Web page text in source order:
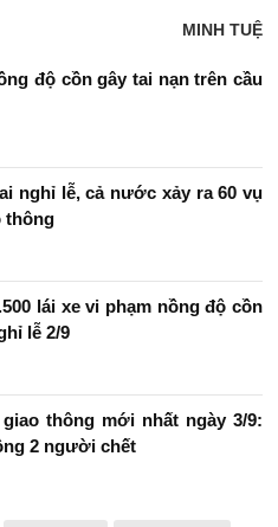
MINH TUỆ
độ cồn gây tai nạn trên cầu
nghỉ lễ, cả nước xảy ra 60 vụ
thông
lái xe vi phạm nồng độ cồn
lễ 2/9
thông mới nhất ngày 3/9:
2 người chết